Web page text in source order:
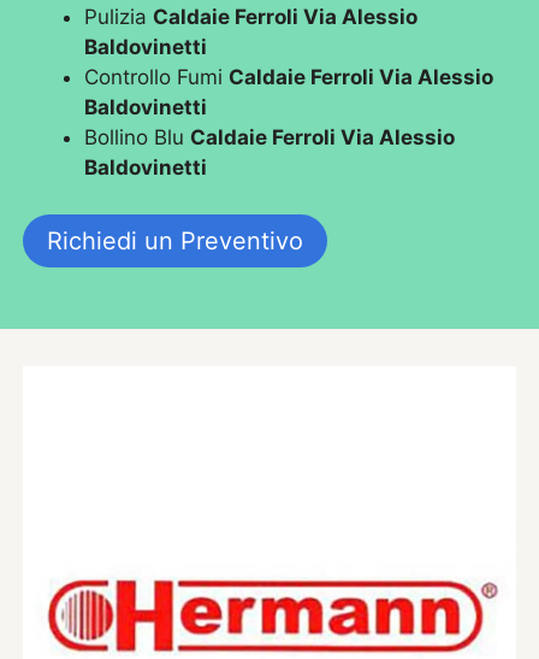
Pulizia Caldaie Ferroli Via Alessio
Baldovinetti
Controllo Fumi Caldaie Ferroli Via Alessio
Baldovinetti
Bollino Blu Caldaie Ferroli Via Alessio
Baldovinetti
Richiedi un Preventivo